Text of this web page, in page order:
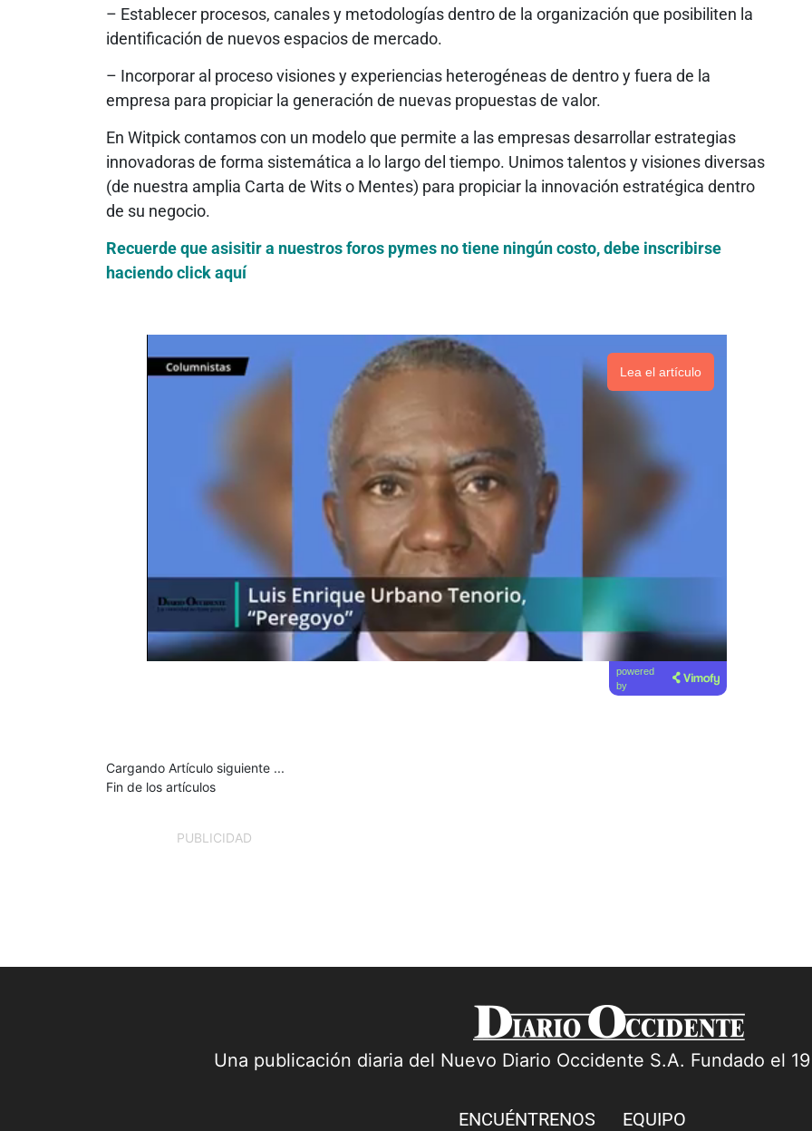
– Establecer procesos, canales y metodologías dentro de la organización que posibiliten la
identificación de nuevos espacios de mercado.
– Incorporar al proceso visiones y experiencias heterogéneas de dentro y fuera de la
empresa para propiciar la generación de nuevas propuestas de valor.
En Witpick contamos con un modelo que permite a las empresas desarrollar estrategias
innovadoras de forma sistemática a lo largo del tiempo. Unimos talentos y visiones diversas
(de nuestra amplia Carta de Wits o Mentes) para propiciar la innovación estratégica dentro
de su negocio.
Recuerde que asisitir a nuestros foros pymes no tiene ningún costo, debe inscribirse
haciendo click aquí
Lea el artículo
powered
by
Cargando Artículo siguiente ...
Fin de los artículos
PUBLICIDAD
Una publicación diaria del Nuevo Diario Occidente S.A. Fundado el
ENCUÉNTRENOS EQUIPO